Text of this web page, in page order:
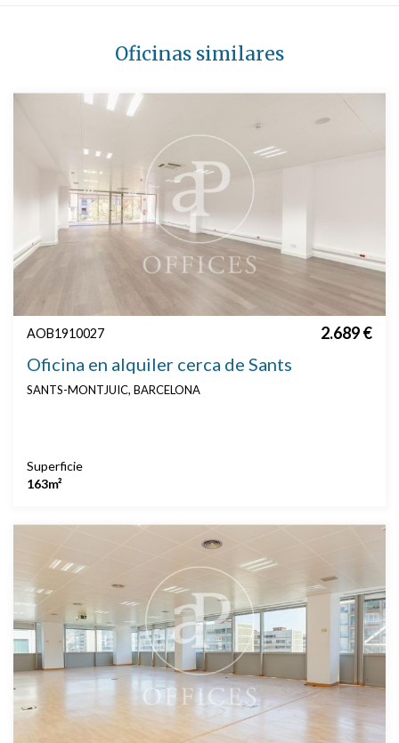
Oficinas similares
AOB1910027 2.689 €
Oficina en alquiler cerca de Sants
SANTS-MONTJUIC, BARCELONA
Superficie
163m²